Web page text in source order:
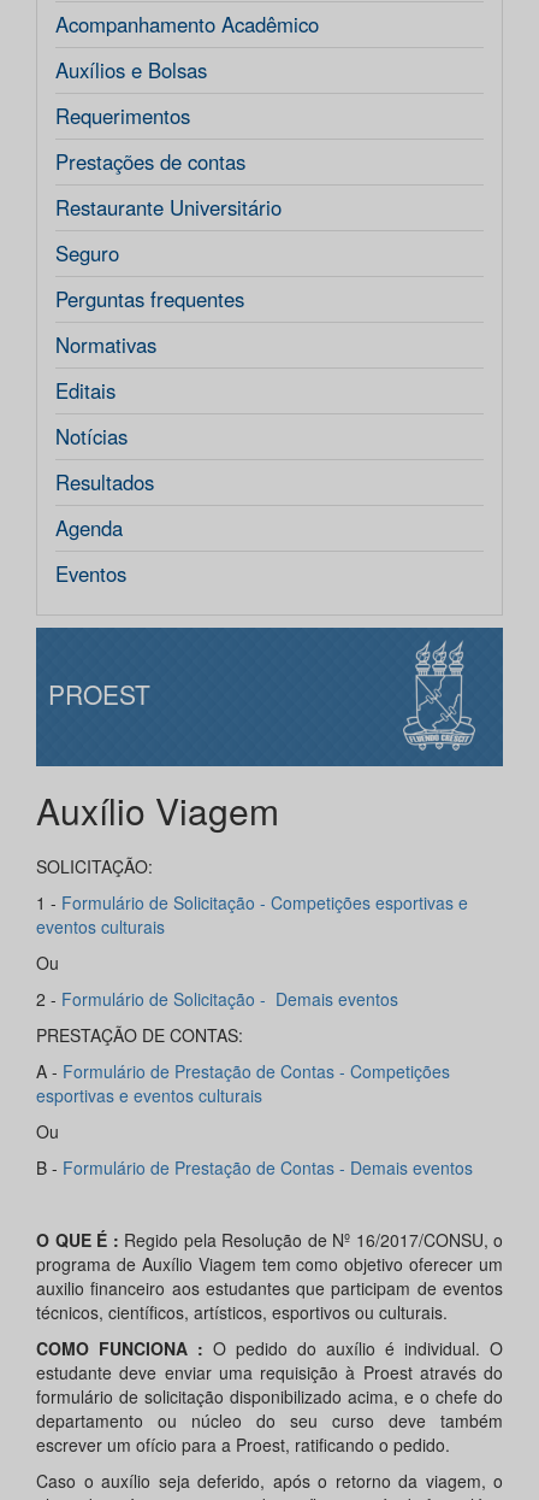
Acompanhamento Acadêmico
Auxílios e Bolsas
Requerimentos
Prestações de contas
Restaurante Universitário
Seguro
Perguntas frequentes
Normativas
Editais
Notícias
Resultados
Agenda
Eventos
PROEST
Auxílio Viagem
SOLICITAÇÃO:
1 - Formulário de Solicitação - Competições esportivas e
eventos culturais
Ou
2 - Formulário de Solicitação - Demais eventos
PRESTAÇÃO DE CONTAS:
A - Formulário de Prestação de Contas - Competições
esportivas e eventos culturais
Ou
B - Formulário de Prestação de Contas - Demais eventos
O QUE É : Regido pela Resolução de Nº 16/2017/CONSU, o
programa de Auxílio Viagem tem como objetivo oferecer um
auxilio financeiro aos estudantes que participam de eventos
técnicos, científicos, artísticos, esportivos ou culturais.
COMO FUNCIONA : O pedido do auxílio é individual. O
estudante deve enviar uma requisição à Proest através do
formulário de solicitação disponibilizado acima, e o chefe do
departamento ou núcleo do seu curso deve também
escrever um ofício para a Proest, ratificando o pedido.
Caso o auxílio seja deferido, após o retorno da viagem, o